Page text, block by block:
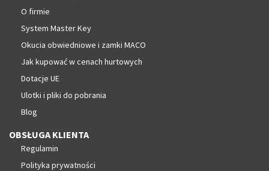
O firmie
System Master Key
Okucia obwiedniowe i zamki MACO
Jak kupować w cenach hurtowych
Dotacje UE
Ulotki i pliki do pobrania
Blog
OBSŁUGA KLIENTA
Regulamin
Polityka prywatności